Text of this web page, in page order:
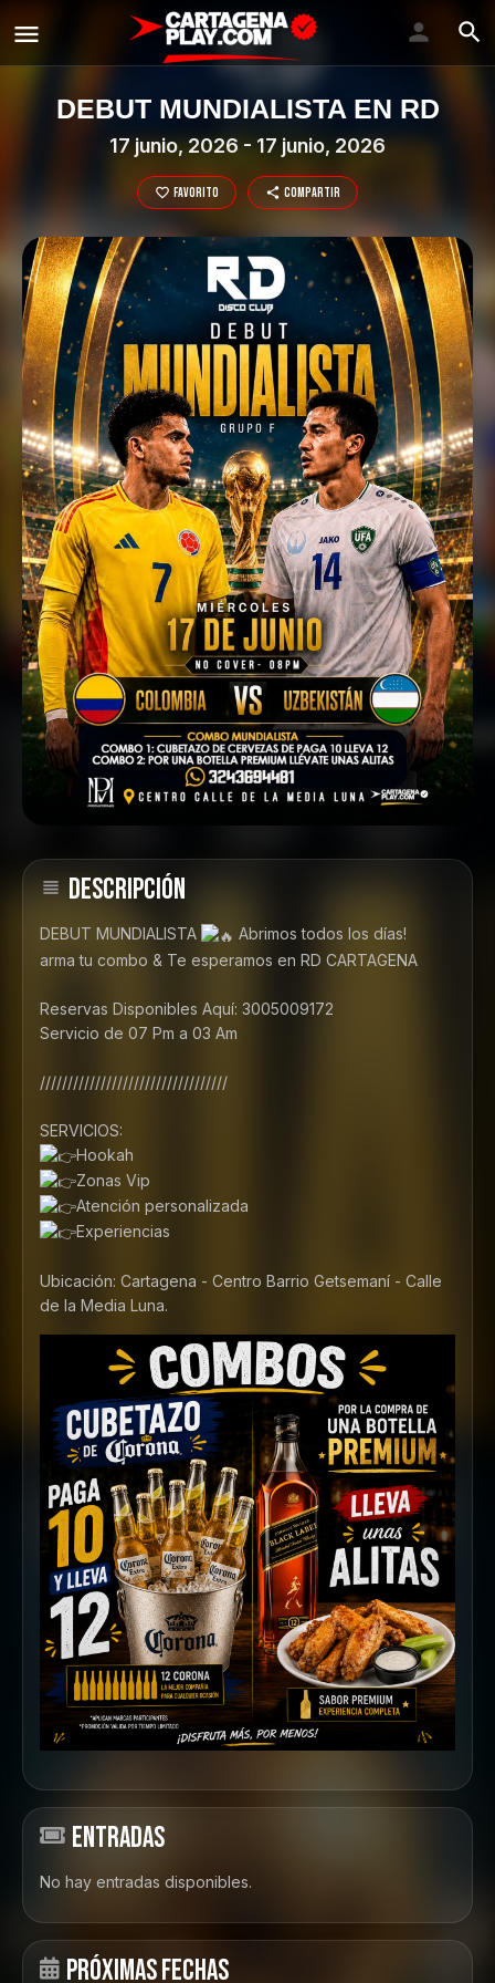
DEBUT MUNDIALISTA EN RD
17 junio, 2026 - 17 junio, 2026
Favorito Compartir
DESCRIPCIÓN
DEBUT MUNDIALISTA
Abrimos todos los días!
arma tu combo & Te esperamos en RD CARTAGENA
Reservas Disponibles Aquí: 3005009172
Servicio de 07 Pm a 03 Am
//////////////////////////////////
SERVICIOS:
Hookah
Zonas Vip
Atención personalizada
Experiencias
Ubicación: Cartagena - Centro Barrio Getsemaní - Calle
de la Media Luna.
ENTRADAS
No hay entradas disponibles.
PRÓXIMAS FECHAS